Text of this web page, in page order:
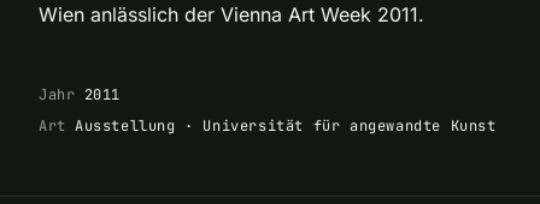
Wien anlässlich der Vienna Art Week 2011.
Jahr 2011
Art Ausstellung · Universität für angewandte Kunst